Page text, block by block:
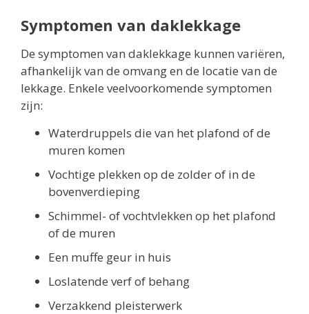
Symptomen van daklekkage
De symptomen van daklekkage kunnen variëren,
afhankelijk van de omvang en de locatie van de
lekkage. Enkele veelvoorkomende symptomen
zijn:
Waterdruppels die van het plafond of de
muren komen
Vochtige plekken op de zolder of in de
bovenverdieping
Schimmel- of vochtvlekken op het plafond
of de muren
Een muffe geur in huis
Loslatende verf of behang
Verzakkend pleisterwerk